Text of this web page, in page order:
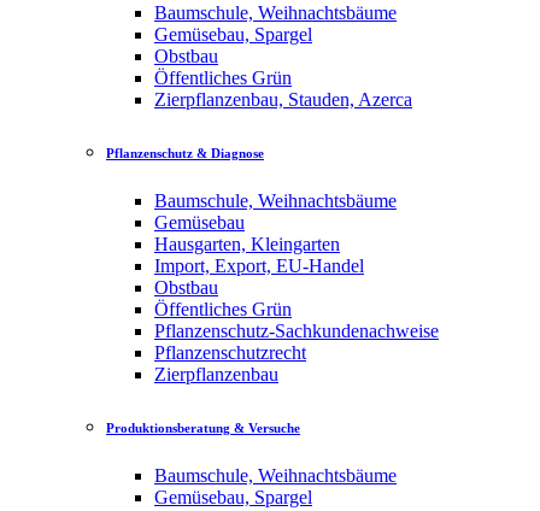
Baumschule, Weihnachtsbäume
Gemüsebau, Spargel
Obstbau
Öffentliches Grün
Zierpflanzenbau, Stauden, Azerca
Pflanzenschutz & Diagnose
Baumschule, Weihnachtsbäume
Gemüsebau
Hausgarten, Kleingarten
Import, Export, EU-Handel
Obstbau
Öffentliches Grün
Pflanzenschutz-Sachkundenachweise
Pflanzenschutzrecht
Zierpflanzenbau
Produktionsberatung & Versuche
Baumschule, Weihnachtsbäume
Gemüsebau, Spargel